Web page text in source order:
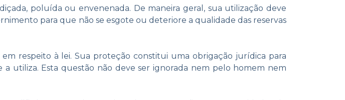
poluída ou envenenada. De maneira geral, sua utilização deve
para que não se esgote ou deteriore a qualidade das reservas
respeito à lei. Sua proteção constitui uma obrigação jurídica para
utiliza. Esta questão não deve ser ignorada nem pelo homem nem